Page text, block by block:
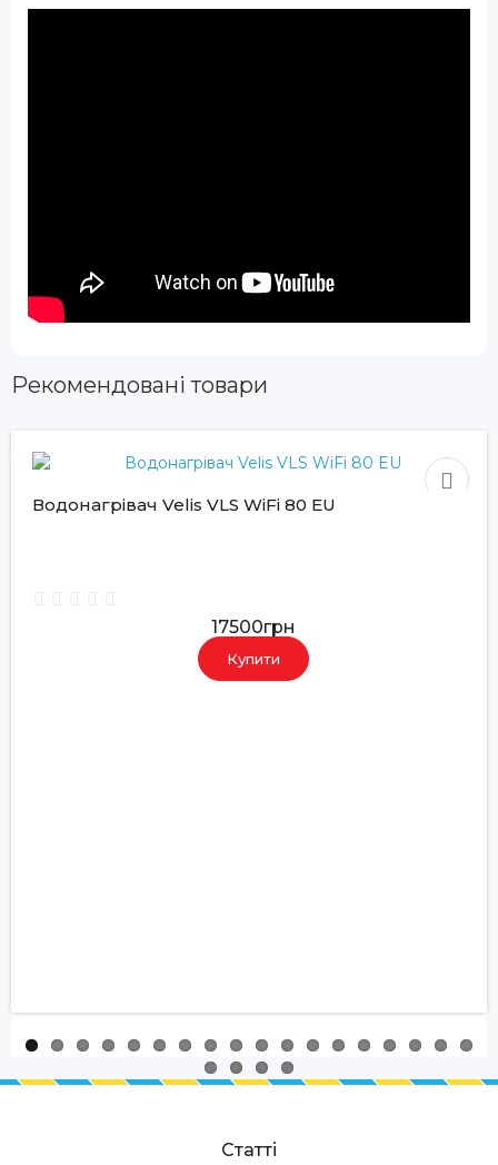
Рекомендовані товари
Водонагрівач Velis VLS WiFi 80 EU
17500грн
Купити
Статті